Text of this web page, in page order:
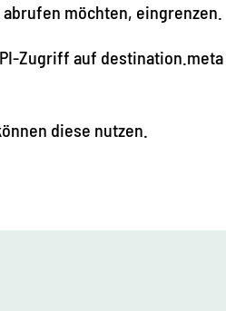
abrufen möchten, eingrenzen.
Zugriff auf
diese nutzen.